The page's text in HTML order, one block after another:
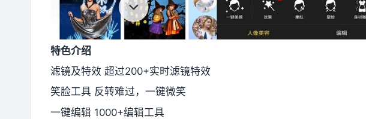
特色介绍
滤镜及特效 超过200+实时滤镜特效
笑脸工具 反转难过，一键微笑
一键编辑 1000+编辑工具